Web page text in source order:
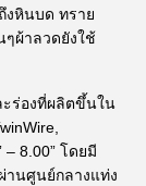
งหินบด ทราย
ผ้าลวดยังใช้
ะร่องที่ผลิตขึ้นใน
8.00” โดยมี
านศูนย์กลางแท่ง